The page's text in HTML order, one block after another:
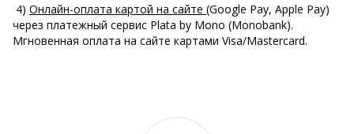
4) Онлайн-оплата картой на сайте (Google Pay, Apple Pay)
через платежный сервис Plata by Mono (Monobank).
Мгновенная оплата на сайте картами Visa/Mastercard.